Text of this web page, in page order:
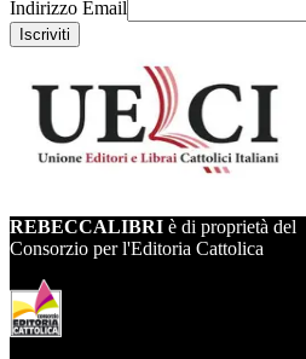
Indirizzo Email
Iscriviti
REBECCALIBRI è di proprietà del
Consorzio per l'Editoria Cattolica